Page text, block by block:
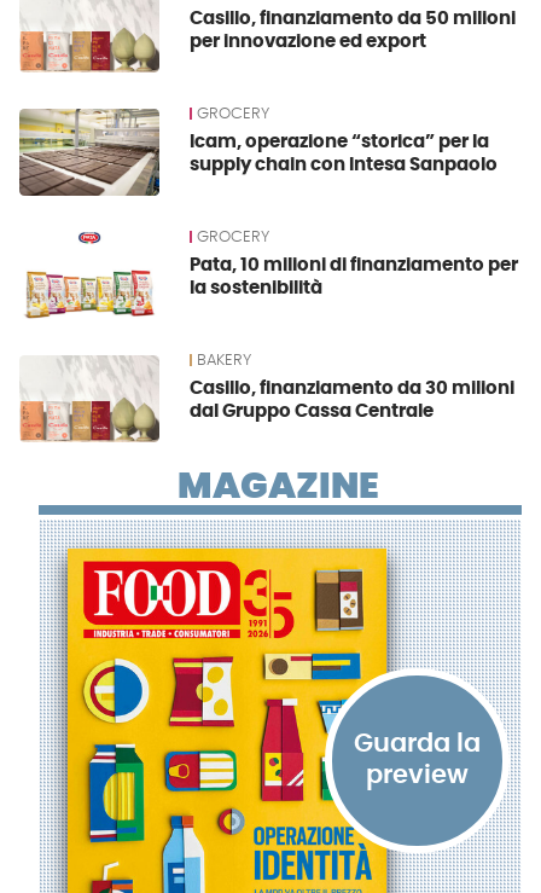
Casillo, finanziamento da 50 milioni
per innovazione ed export
GROCERY
Icam, operazione “storica” per la
supply chain con Intesa Sanpaolo
GROCERY
Pata, 10 milioni di finanziamento per
la sostenibilità
BAKERY
Casillo, finanziamento da 30 milioni
dal Gruppo Cassa Centrale
MAGAZINE